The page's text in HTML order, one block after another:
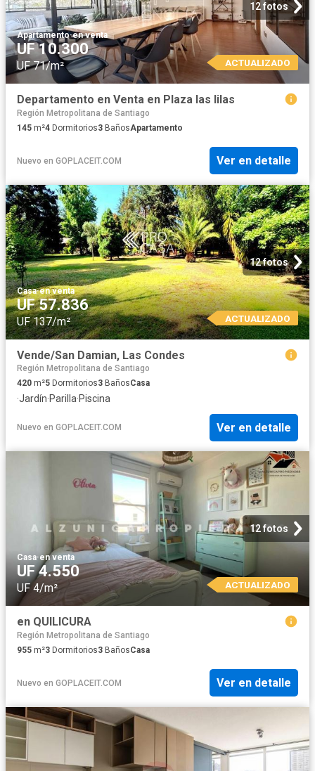
12 fotos
Apartamento·en venta
UF 10.300
UF 71/m² ACTUALIZADO
Departamento en Venta en Plaza las lilas
Región Metropolitana de Santiago
145 m²4 Dormitorios3 BañosApartamento
Nuevo en GOPLACEIT.COM Ver en detalle
12 fotos
Casa·en venta
UF 57.836
UF 137/m² ACTUALIZADO
Vende/San Damian, Las Condes
Región Metropolitana de Santiago
420 m²5 Dormitorios3 BañosCasa
·Jardín·Parilla·Piscina
Nuevo en GOPLACEIT.COM Ver en detalle
12 fotos
Casa·en venta
UF 4.550
UF 4/m² ACTUALIZADO
en QUILICURA
Región Metropolitana de Santiago
955 m²3 Dormitorios3 BañosCasa
Nuevo en GOPLACEIT.COM Ver en detalle